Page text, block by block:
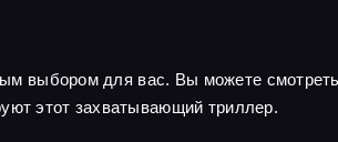
выбором для вас. Вы можете смотреть
этот захватывающий триллер.